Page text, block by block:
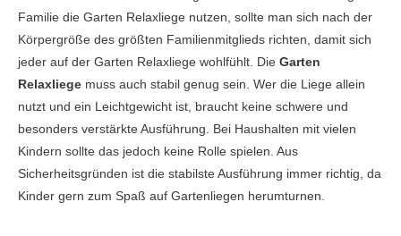
Familie die Garten Relaxliege nutzen, sollte man sich nach der
Körpergröße des größten Familienmitglieds richten, damit sich
jeder auf der Garten Relaxliege wohlfühlt. Die Garten
Relaxliege muss auch stabil genug sein. Wer die Liege allein
nutzt und ein Leichtgewicht ist, braucht keine schwere und
besonders verstärkte Ausführung. Bei Haushalten mit vielen
Kindern sollte das jedoch keine Rolle spielen. Aus
Sicherheitsgründen ist die stabilste Ausführung immer richtig, da
Kinder gern zum Spaß auf Gartenliegen herumturnen.